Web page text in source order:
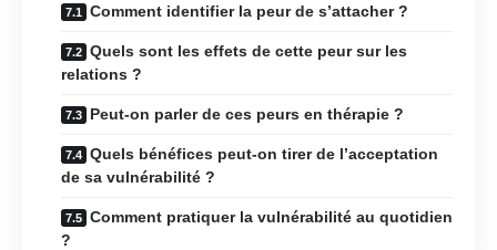
Comment identifier la peur de s’attacher ?
Quels sont les effets de cette peur sur les
relations ?
Peut-on parler de ces peurs en thérapie ?
Quels bénéfices peut-on tirer de l’acceptation
de sa vulnérabilité ?
Comment pratiquer la vulnérabilité au quotidien
?